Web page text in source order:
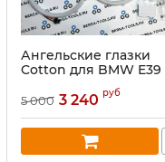
Ангельские глазки
Cotton для BMW E39
(фары рестайлинг)
Белый
5 000 3 240 руб